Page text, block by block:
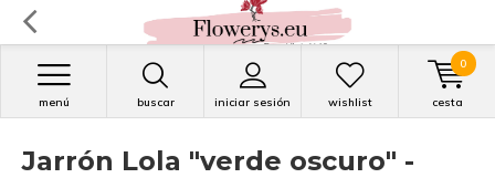
buscar iniciar sesión
menú wishlist cesta
0
Jarrón Lola "verde oscuro" -